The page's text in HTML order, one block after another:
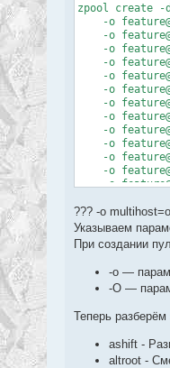
zpool create -
-o
-o
-o
-o
-o
-o
-o
-o
-o
-o
-o
-o
-o
-o
-o
-o ashift=9 -
-O atime=off
-O
tank /dev/disk/
??? -o
Указываем
При создании
-o —
-O —
Теперь
ashift -
altroot -